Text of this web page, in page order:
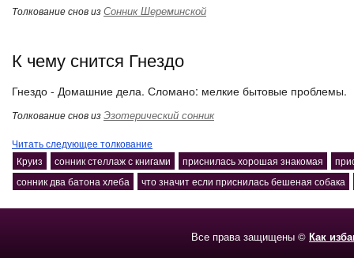
Толкование снов изСонник Шереминской
К чему снится Гнездо
Гнездо - Домашние дела. Сломано: мелкие бытовые проблемы.
Толкование снов изЭзотерический сонник
Читать следующее толкование
Круиз
сонник стеллаж с книгами приснилась хорошая знакомая
сонник два батона хлеба
что значит если приснилась бешеная собака
Все права защищены © Как